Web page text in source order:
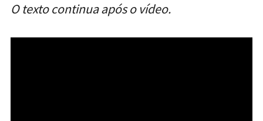
O texto continua após o vídeo.